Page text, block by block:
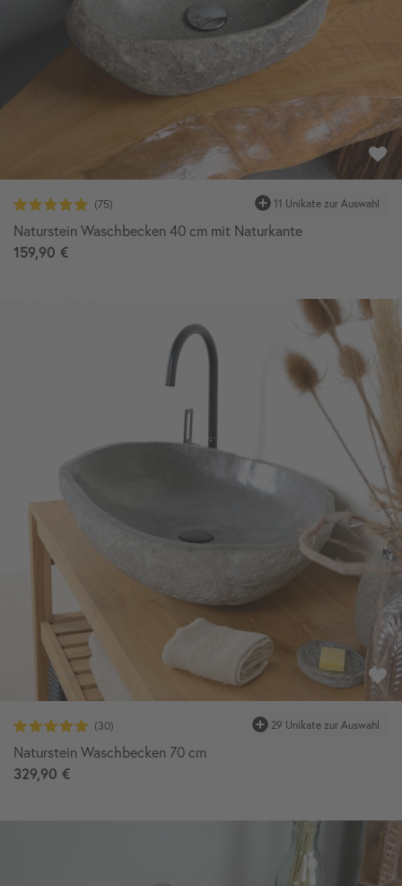
11 Unikate zur Auswahl
Naturstein Waschbecken 40 cm mit Naturkante
159,90 €
29 Unikate zur Auswahl
Naturstein Waschbecken 70 cm
329,90 €